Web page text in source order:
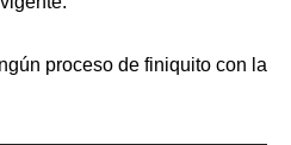
proceso de finiquito con la